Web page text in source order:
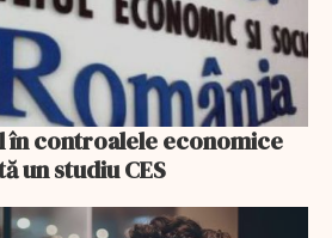
în controalele economice
un studiu CES